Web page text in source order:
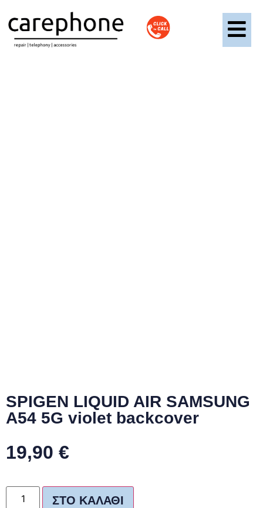
SPIGEN LIQUID AIR SAMSUNG
A54 5G violet backcover
19,90 €
ΣΤΟ ΚΑΛΆΘΙ